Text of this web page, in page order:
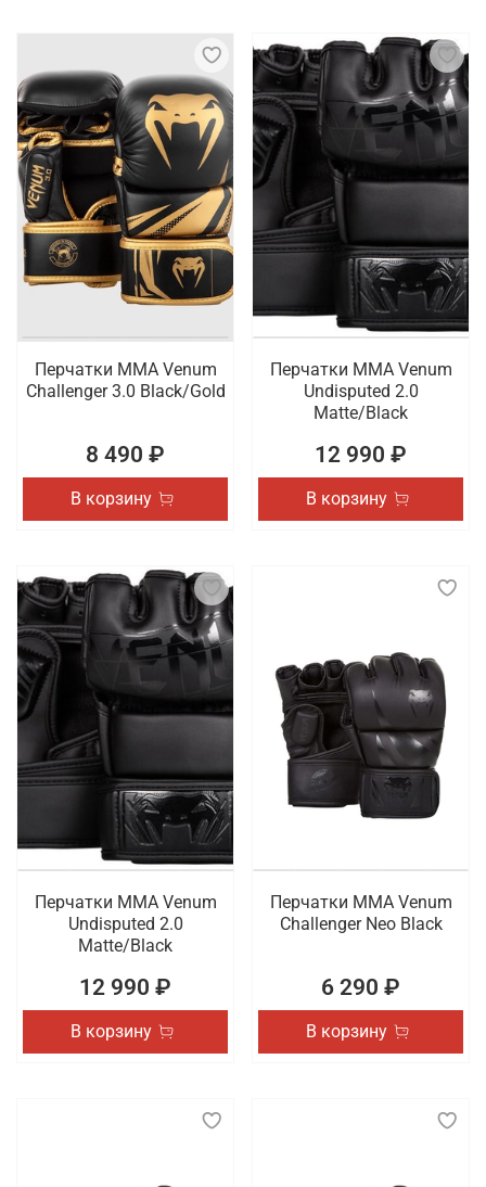
Перчатки ММА Venum
Challenger 3.0 Black/Gold
8 490 ₽
В корзину
Перчатки ММА Venum
Undisputed 2.0
Matte/Black
12 990 ₽
В корзину
Перчатки ММА Venum
Undisputed 2.0
Matte/Black
12 990 ₽
В корзину
Перчатки ММА Venum
Challenger Neo Black
6 290 ₽
В корзину